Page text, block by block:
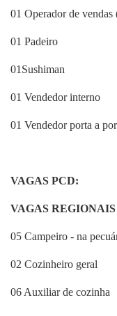
01 Operador de vendas
01 Padeiro
01Sushiman
01 Vendedor interno
01 Vendedor porta a
VAGAS PCD:
VAGAS
05 Campeiro - na
02 Cozinheiro geral
06 Auxiliar de cozinha